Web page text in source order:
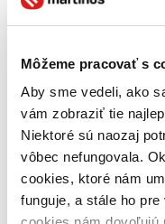
Môžeme pracovať s
Aby sme vedeli, ako
vám zobraziť tie
Niektoré sú naozaj
vôbec nefungovala.
cookies, ktoré nám
funguje, a stále ho